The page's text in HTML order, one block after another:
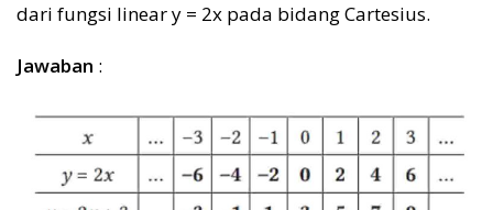
dari fungsi linear y = 2x pada bidang Cartesius.
Jawaban :